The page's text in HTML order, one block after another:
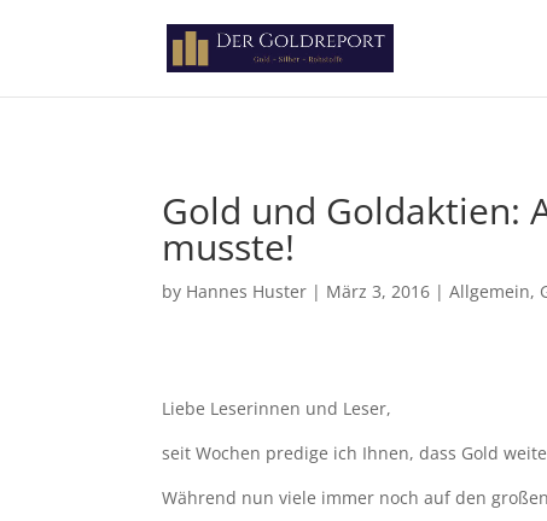
Gold und Goldaktien:
musste!
by Hannes Huster | März 3, 2016 |Allgemein,
Liebe Leserinnen und Leser,
seit Wochen predige ich Ihnen, dass Gold
Während nun viele immer noch auf den